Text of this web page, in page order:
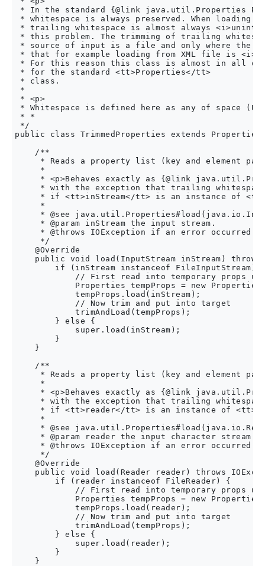
* In the standard {@link java.util.Properties
* whitespace is always preserved. When loading
* trailing whitespace is almost always
* this problem. The trimming of trailing
* source of input is a file and only where the
* that for example loading from XML file is
* For this reason this class is almost in all
* for the standard <tt>Properties</tt>
* class.
*
* <p>
* Whitespace is defined here as any of space
* *
*/
public class TrimmedProperties extends
    /**
* Reads a property list (key and element
     *
* <p>Behaves exactly as {@link
* with the exception that trailing
* if <tt>inStream</tt> is an instance of
     *
* @see
     * @param inStream the input stream.
* @throws IOException if an error occurred
     */
    @Override
public void load(InputStream inStream) throws
if (inStream instanceof FileInputStream)
// First read into temporary props
Properties tempProps = new
            tempProps.load(inStream);
            // Now trim and put into target
            trimAndLoad(tempProps);
        } else {
            super.load(inStream);
        }
    }
    /**
* Reads a property list (key and element
     *
* <p>Behaves exactly as {@link
* with the exception that trailing
* if <tt>reader</tt> is an instance of
     *
* @see
     * @param reader the input character stream.
* @throws IOException if an error occurred
     */
    @Override
public void load(Reader reader) throws
        if (reader instanceof FileReader) {
// First read into temporary props
Properties tempProps = new
            tempProps.load(reader);
            // Now trim and put into target
            trimAndLoad(tempProps);
        } else {
            super.load(reader);
        }
    }